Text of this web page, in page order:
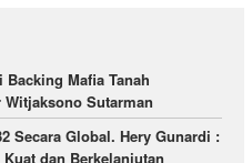
Mafia Tanah
Witjaksono Sutarman
Secara Global. Hery Gunardi :
dan Berkelanjutan